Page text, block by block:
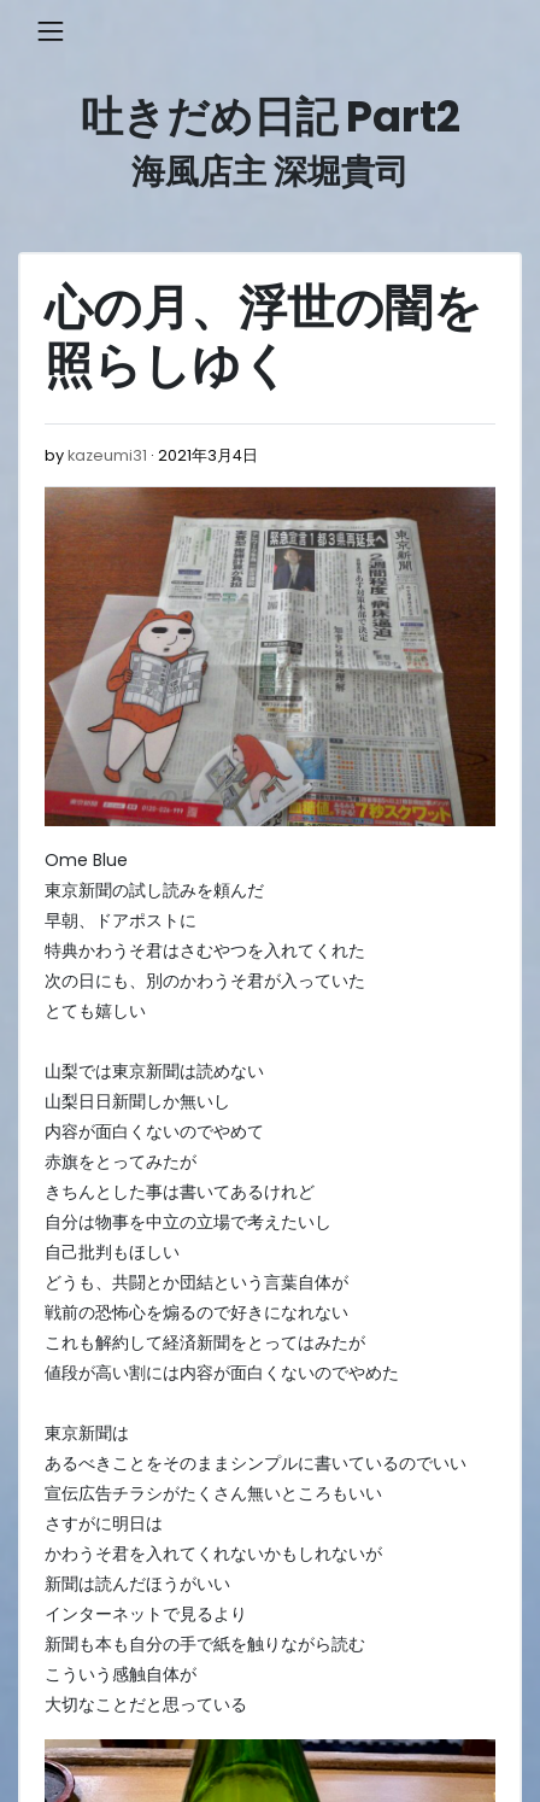
吐きだめ日記 Part2
海風店主 深堀貴司
心の月、浮世の闇を
照らしゆく
bykazeumi31 2021年3月4日
月
4
日
Ome Blue
東京新聞の試し読みを頼んだ
早朝、ドアポストに
特典かわうそ君はさむやつを入れてくれた
次の日にも、別のかわうそ君が入っていた
とても嬉しい
山梨では東京新聞は読めない
山梨日日新聞しか無いし
内容が面白くないのでやめて
赤旗をとってみたが
きちんとした事は書いてあるけれど
自分は物事を中立の立場で考えたいし
自己批判もほしい
どうも、共闘とか団結という言葉自体が
戦前の恐怖心を煽るので好きになれない
これも解約して経済新聞をとってはみたが
値段が高い割には内容が面白くないのでやめた
東京新聞は
あるべきことをそのままシンプルに書いているのでいい
宣伝広告チラシがたくさん無いところもいい
さすがに明日は
かわうそ君を入れてくれないかもしれないが
新聞は読んだほうがいい
インターネットで見るより
新聞も本も自分の手で紙を触りながら読む
こういう感触自体が
大切なことだと思っている